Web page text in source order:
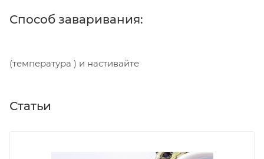
Способ заваривания:
(температура ) и настивайте
Статьи